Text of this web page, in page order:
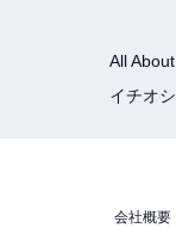
All About
イチオシ
会社概要